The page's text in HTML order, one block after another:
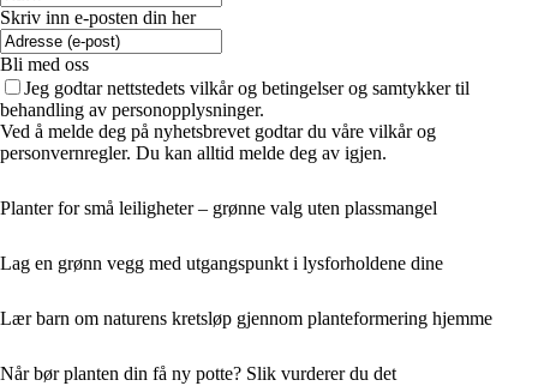
Skriv inn e-posten din her
Bli med oss
Jeg godtar nettstedets vilkår og betingelser og samtykker til
behandling av personopplysninger.
Ved å melde deg på nyhetsbrevet godtar du våre vilkår og
personvernregler. Du kan alltid melde deg av igjen.
Planter for små leiligheter – grønne valg uten plassmangel
Lag en grønn vegg med utgangspunkt i lysforholdene dine
Lær barn om naturens kretsløp gjennom planteformering hjemme
Når bør planten din få ny potte? Slik vurderer du det